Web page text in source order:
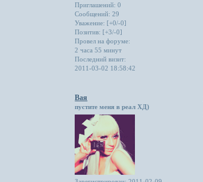
Приглашений: 0
Сообщений: 29
Уважение: [+0/-0]
Позитив: [+3/-0]
Провел на форуме:
2 часа 55 минут
Последний визит:
2011-03-02 18:58:42
Вая
пустите меня в реал ХД)